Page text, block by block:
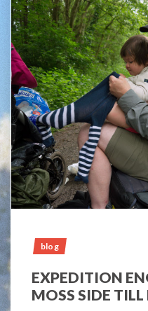
blog
EXPEDITION
MOSS SIDE